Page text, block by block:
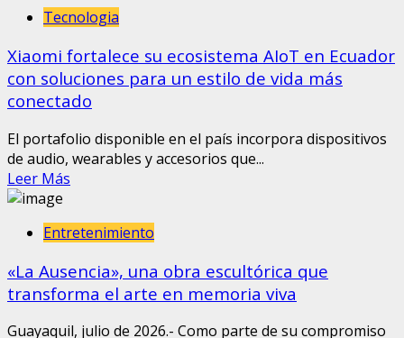
Tecnologia
Xiaomi fortalece su ecosistema AIoT en Ecuador
con soluciones para un estilo de vida más
conectado
El portafolio disponible en el país incorpora dispositivos
de audio, wearables y accesorios que...
Leer Más
Entretenimiento
«La Ausencia», una obra escultórica que
transforma el arte en memoria viva
Guayaquil, julio de 2026.- Como parte de su compromiso